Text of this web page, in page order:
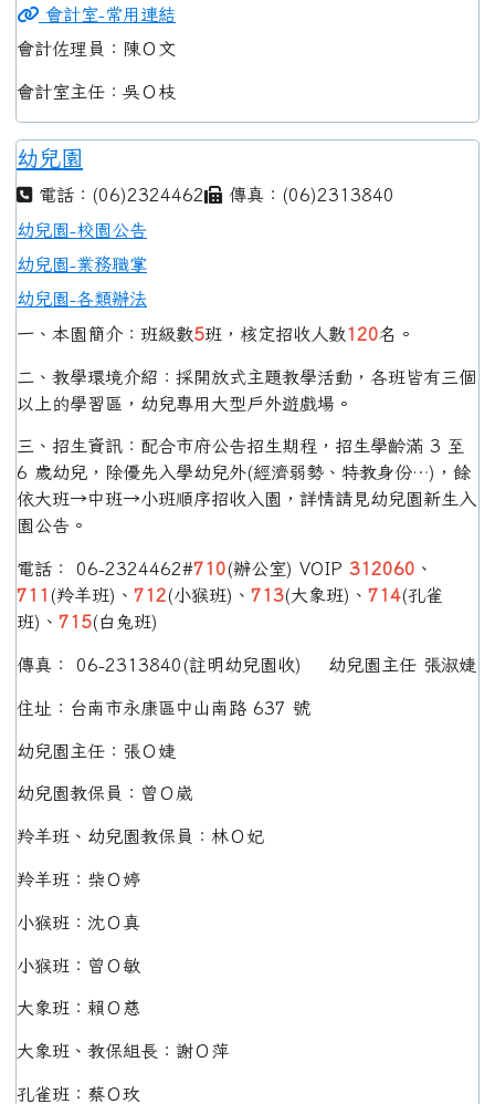
會計室-常用連結
會計佐理員：陳Ｏ文
會計室主任：吳Ｏ枝
幼兒園
電話：(06)2324462
傳真：(06)2313840
幼兒園-校園公告
幼兒園-業務職掌
幼兒園-各類辦法
一、本園簡介：班級數5班，核定招收人數120名。
二、教學環境介紹：採開放式主題教學活動，各班皆有三個
以上的學習區，幼兒專用大型戶外遊戲場。
三、招生資訊：配合市府公告招生期程，招生學齡滿 3 至
6 歲幼兒，除優先入學幼兒外(經濟弱勢、特教身份…)，餘
依大班→中班→小班順序招收入園，詳情請見幼兒園新生入
園公告。
電話： 06-2324462#710(辦公室) VOIP 312060 、
711 (羚羊班)、 712(小猴班)、 713(大象班)、 714(孔雀
班)、 715(白兔班)
傳真： 06-2313840(註明幼兒園收) 幼兒園主任 張淑婕
住址：台南市永康區中山南路 637 號
幼兒園主任：張Ｏ婕
幼兒園教保員：曾Ｏ崴
羚羊班、幼兒園教保員：林Ｏ妃
羚羊班：柴Ｏ婷
小猴班：沈Ｏ真
小猴班：曾Ｏ敏
大象班：賴Ｏ慈
大象班、教保組長：謝Ｏ萍
孔雀班：蔡Ｏ玫